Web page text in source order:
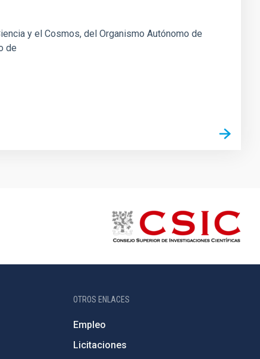
y el Cosmos, del Organismo Autónomo de
de
OTROS ENLACES
Empleo
Licitaciones